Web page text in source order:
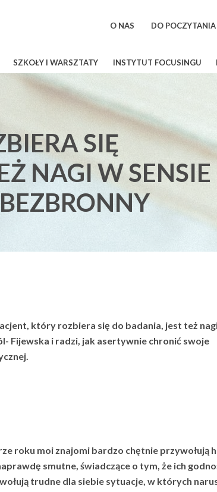
O NAS DO POCZYTANIA
SZKOŁY I WARSZTATY INSTYTUT FOCUSINGU
SIĘ
NAGI W SENSIE
który rozbiera się do badania, jest też
Fijewska i radzi, jak asertywnie chronić swoje
roku moi znajomi bardzo chętnie
smutne, świadczące o tym, że ich
trudne dla siebie sytuacje, w których